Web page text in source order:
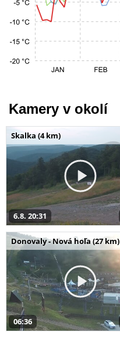
Kamery v okolí
Skalka (4 km)
6.8. 20:31
Donovaly - Nová hoľa (27 km)
06:36